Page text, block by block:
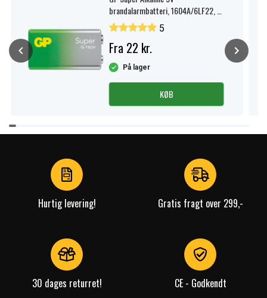
brandalarmbatteri, 1604A/6LF22, 1-
pak.
5
Fra 22 kr.
På lager
KØB
Item
1
Hurtig levering! Gratis fragt over 299,-
30 dages returret! CE - Godkendt